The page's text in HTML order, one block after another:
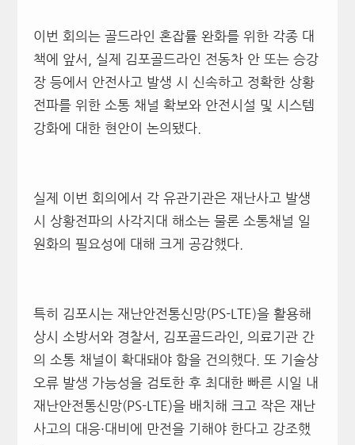
이번 회의는 골드라인 혼잡률 완화를 위한 각종 대
책에 앞서, 실제 김포골드라인 전동차 안 또는 승강
장 등에서 안전사고 발생 시 신속하고 정확한 상황
전파를 위한 소통 채널 확보와 안전시설 및 시스템
강화에 대한 현안이 논의됐다.
실제 이번 회의에서 각 유관기관은 재난사고 발생
시 상황전파의 사각지대 해소는 물론 소통채널 일
원화의 필요성에 대해 크게 공감했다.
특히 김포시는 재난안전통신망(PS-LTE)을 활용해
상시 소방서와 경찰서, 김포골드라인, 의료기관 간
의 소통 채널이 확대돼야 함을 건의했다. 또 기술상
오류 발생 가능성을 검토한 후 최대한 빠른 시일 내
재난안전통신망(PS-LTE)을 배치해 크고 작은 재난
사고의 대응·대비에 만전을 기해야 한다고 강조했